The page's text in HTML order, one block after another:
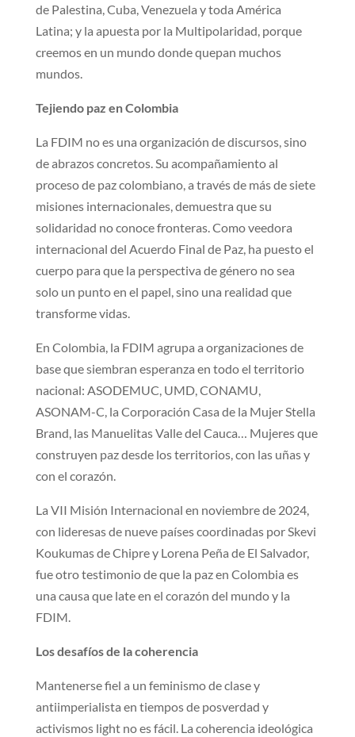
de Palestina, Cuba, Venezuela y toda América
Latina; y la apuesta por la Multipolaridad, porque
creemos en un mundo donde quepan muchos
mundos.
Tejiendo paz en Colombia
La FDIM no es una organización de discursos, sino
de abrazos concretos. Su acompañamiento al
proceso de paz colombiano, a través de más de siete
misiones internacionales, demuestra que su
solidaridad no conoce fronteras. Como veedora
internacional del Acuerdo Final de Paz, ha puesto el
cuerpo para que la perspectiva de género no sea
solo un punto en el papel, sino una realidad que
transforme vidas.
En Colombia, la FDIM agrupa a organizaciones de
base que siembran esperanza en todo el territorio
nacional: ASODEMUC, UMD, CONAMU,
ASONAM-C, la Corporación Casa de la Mujer Stella
Brand, las Manuelitas Valle del Cauca… Mujeres que
construyen paz desde los territorios, con las uñas y
con el corazón.
La VII Misión Internacional en noviembre de 2024,
con lideresas de nueve países coordinadas por Skevi
Koukumas de Chipre y Lorena Peña de El Salvador,
fue otro testimonio de que la paz en Colombia es
una causa que late en el corazón del mundo y la
FDIM.
Los desafíos de la coherencia
Mantenerse fiel a un feminismo de clase y
antiimperialista en tiempos de posverdad y
activismos light no es fácil. La coherencia ideológica